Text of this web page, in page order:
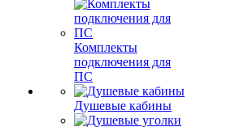
Комплекты
подключения для
ПС
Душевые кабины